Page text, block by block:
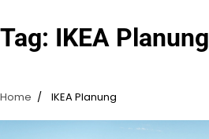
Tag: IKEA Planung
Home IKEA Planung